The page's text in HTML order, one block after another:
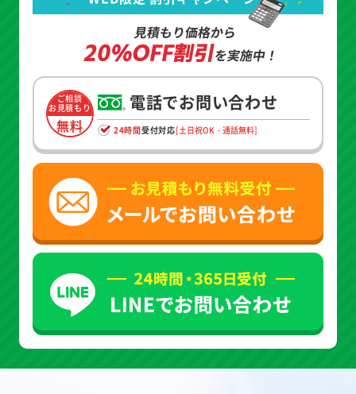
見積もり価格から
20%OFF割引を実施中！
ご相談
お見積もり
無料
電話でお問い合わせ
24時間受付対応[土日祝OK・通話無料]